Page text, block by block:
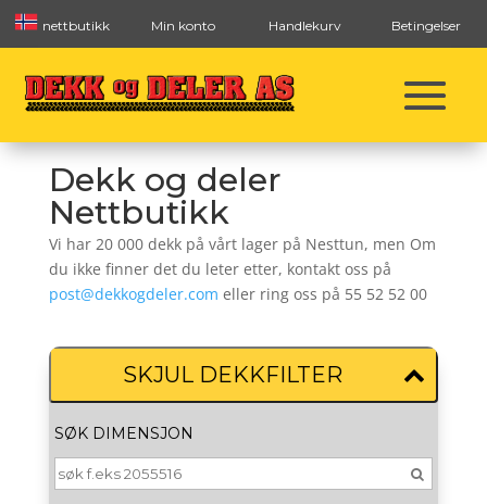
nettbutikk Min konto Handlekurv Betingelser
Dekk og deler
Nettbutikk
Vi har 20 000 dekk på vårt lager på Nesttun, men Om
du ikke finner det du leter etter, kontakt oss på
post@dekkogdeler.com eller ring oss på 55 52 52 00
SKJUL DEKKFILTER
SØK DIMENSJON